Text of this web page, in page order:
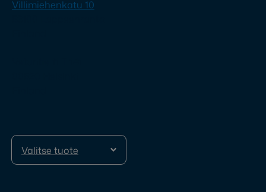
Villimiehenkatu 10
Valitse tuote